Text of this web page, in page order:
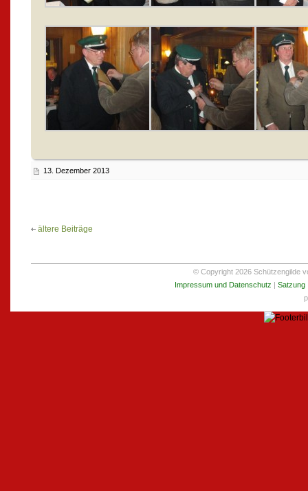
13. Dezember 2013
ältere Beiträge
© Copyright 2026 Schützengilde
Impressum und Datenschutz | Satzung